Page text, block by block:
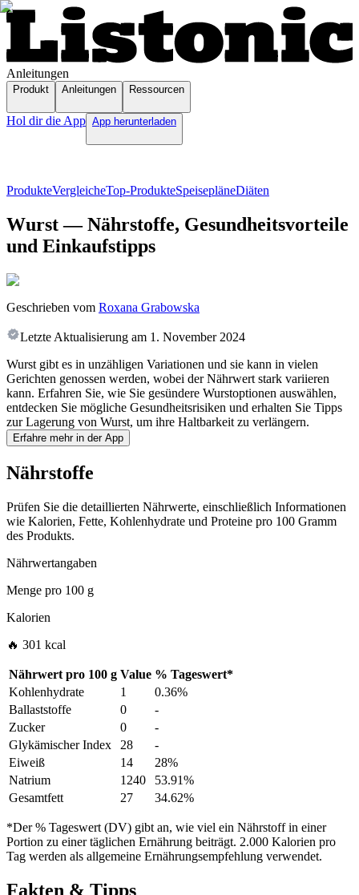
Anleitungen
Produkt Anleitungen Ressourcen
Hol dir die App App herunterladen
ProdukteVergleicheTop-ProdukteSpeisepläneDiäten
Wurst — Nährstoffe, Gesundheitsvorteile
und Einkaufstipps
Geschrieben vom Roxana Grabowska
Letzte Aktualisierung am 1. November 2024
Wurst gibt es in unzähligen Variationen und sie kann in vielen
Gerichten genossen werden, wobei der Nährwert stark variieren
kann. Erfahren Sie, wie Sie gesündere Wurstoptionen auswählen,
entdecken Sie mögliche Gesundheitsrisiken und erhalten Sie Tipps
zur Lagerung von Wurst, um ihre Haltbarkeit zu verlängern.
Erfahre mehr in der App
Nährstoffe
Prüfen Sie die detaillierten Nährwerte, einschließlich Informationen
wie Kalorien, Fette, Kohlenhydrate und Proteine pro 100 Gramm
des Produkts.
Nährwertangaben
Menge pro 100 g
Kalorien
🔥 301 kcal
Nährwert pro 100 g Value % Tageswert*
Kohlenhydrate
1
0.36%
Ballaststoffe
0
-
Zucker
0
-
Glykämischer Index
28
-
Eiweiß
14
28%
Natrium
1240
53.91%
Gesamtfett
27 34.62%
*Der % Tageswert (DV) gibt an, wie viel ein Nährstoff in einer
Portion zu einer täglichen Ernährung beiträgt. 2.000 Kalorien pro
Tag werden als allgemeine Ernährungsempfehlung verwendet.
Fakten & Tipps